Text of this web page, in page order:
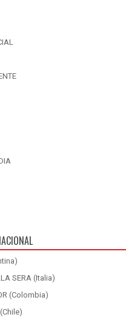
SERA (Italia)
(Colombia)